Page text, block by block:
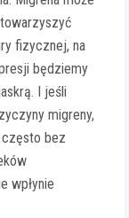
fizycznej, na
będziemy
I jeśli
migreny,
bez
wpłynie